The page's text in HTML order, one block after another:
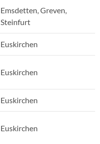
Emsdetten, Greven,
Steinfurt
Euskirchen
Euskirchen
Euskirchen
Euskirchen